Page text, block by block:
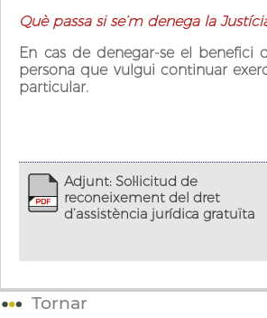
Què passa si se‘m denega la
En cas de denegar-se el benefici
persona que vulgui continuar
particular.
Adjunt: Sol·licitud de
reconeixement del dret
d’assistència jurídica gratuïta
Tornar